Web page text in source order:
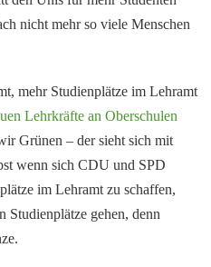
nicht mehr so viele Menschen
mehr Studienplätze im Lehramt
Lehrkräfte an Oberschulen
Grünen – der sieht sich mit
wenn sich CDU und SPD
im Lehramt zu schaffen,
Studienplätze gehen, denn